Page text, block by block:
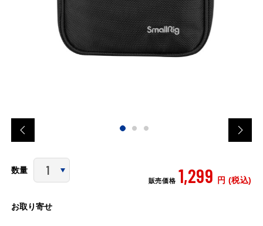
数量
販売価格 1,299 円 (税込)
お取り寄せ